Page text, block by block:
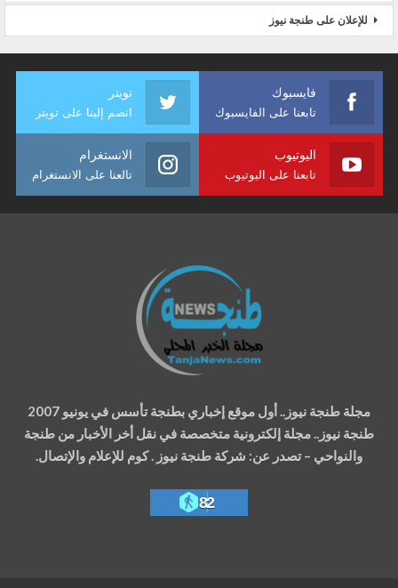
للإعلان على طنجة نيوز
فايسبوك
تابعنا على الفايسبوك
تويتر
انضم إلينا على تويتر
اليوتيوب
تابعنا على اليوتيوب
الانستغرام
تالعنا على الانستغرام
مجلة طنجة نيوز.. أول موقع إخباري بطنجة تأسس في يونيو 2007
طنجة نيوز.. مجلة إلكترونية متخصصة في نقل أخر الأخبار من طنجة
والنواحي – تصدر عن: شركة طنجة نيوز . كوم للإعلام والإتصال.
82